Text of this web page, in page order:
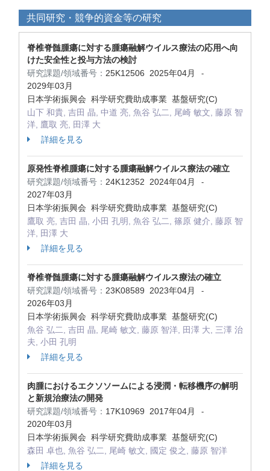
共同研究・競争的資金等の研究
脊椎脊髄腫瘍に対する腫瘍融解ウイルス療法の応用へ向
けた安全性と投与方法の検討
研究課題/領域番号： 25K12506 2025年04月 -
2029年03月
日本学術振興会 科学研究費助成事業 基盤研究(C)
山下 和貴, 吉田 晶, 中道 亮, 魚谷 弘二, 尾崎 敏文, 藤原 智
洋, 鷹取 亮, 田澤 大
詳細を見る
原発性脊椎腫瘍に対する腫瘍融解ウイルス療法の確立
研究課題/領域番号： 24K12352 2024年04月 -
2027年03月
日本学術振興会 科学研究費助成事業 基盤研究(C)
鷹取 亮, 吉田 晶, 小田 孔明, 魚谷 弘二, 篠原 健介, 藤原 智
洋, 田澤 大
詳細を見る
脊椎脊髄腫瘍に対する腫瘍融解ウイルス療法の確立
研究課題/領域番号： 23K08589 2023年04月 -
2026年03月
日本学術振興会 科学研究費助成事業 基盤研究(C)
魚谷 弘二, 吉田 晶, 尾崎 敏文, 藤原 智洋, 田澤 大, 三澤 治
夫, 小田 孔明
詳細を見る
肉腫におけるエクソソームによる浸潤・転移機序の解明
と新規治療法の開発
研究課題/領域番号： 17K10969 2017年04月 -
2020年03月
日本学術振興会 科学研究費助成事業 基盤研究(C)
森田 卓也, 魚谷 弘二, 尾崎 敏文, 國定 俊之, 藤原 智洋
詳細を見る